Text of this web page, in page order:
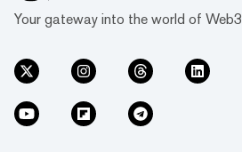
Your gateway into the world of Web3